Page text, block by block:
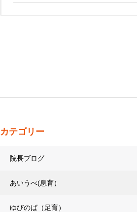
カテゴリー
院長ブログ
あいうべ(息育）
ゆびのば（足育）